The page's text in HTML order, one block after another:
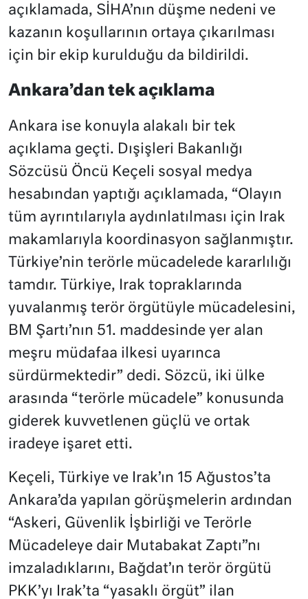
açıklamada, SİHA’nın düşme nedeni ve
kazanın koşullarının ortaya çıkarılması
için bir ekip kurulduğu da bildirildi.
Ankara’dan tek açıklama
Ankara ise konuyla alakalı bir tek
açıklama geçti. Dışişleri Bakanlığı
Sözcüsü Öncü Keçeli sosyal medya
hesabından yaptığı açıklamada, “Olayın
tüm ayrıntılarıyla aydınlatılması için Irak
makamlarıyla koordinasyon sağlanmıştır.
Türkiye’nin terörle mücadelede kararlılığı
tamdır. Türkiye, Irak topraklarında
yuvalanmış terör örgütüyle mücadelesini,
BM Şartı’nın 51. maddesinde yer alan
meşru müdafaa ilkesi uyarınca
sürdürmektedir” dedi. Sözcü, iki ülke
arasında “terörle mücadele” konusunda
giderek kuvvetlenen güçlü ve ortak
iradeye işaret etti.
Keçeli, Türkiye ve Irak’ın 15 Ağustos’ta
Ankara’da yapılan görüşmelerin ardından
“Askeri, Güvenlik İşbirliği ve Terörle
Mücadeleye dair Mutabakat Zaptı”nı
imzaladıklarını, Bağdat’ın terör örgütü
PKK’yı Irak’ta “yasaklı örgüt” ilan